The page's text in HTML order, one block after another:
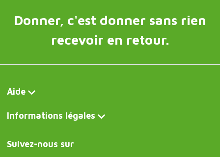
Donner, c'est donner sans rien
recevoir en retour.
Aide
Informations légales
Suivez-nous sur